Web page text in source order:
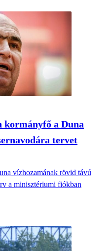
kormányfő a Duna
tervet
vízhozamának rövid távú
a minisztériumi fiókban